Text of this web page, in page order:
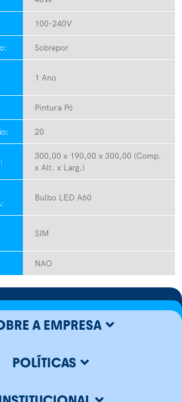
100-240V
Sobrepor
1 Ano
Pintura Pó
20
300,00 x 190,00 x 300,00 (Comp.
x Alt. x Larg.)
Bulbo LED A60
SIM
NAO
A EMPRESA
POLÍTICAS